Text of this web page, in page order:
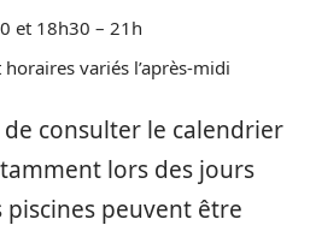
et 18h30 – 21h
variés l’après-midi
consulter le calendrier
lors des jours
peuvent être